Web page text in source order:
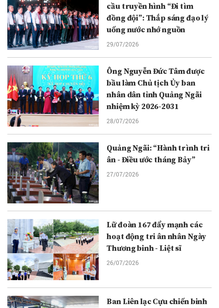
cầu truyền hình “Đi tìm
đồng đội”: Thắp sáng đạo lý
uống nước nhớ nguồn
29/07/2026
Ông Nguyễn Đức Tâm được
bầu làm Chủ tịch Ủy ban
nhân dân tỉnh Quảng Ngãi
nhiệm kỳ 2026-2031
28/07/2026
Quảng Ngãi: “Hành trình tri
ân - Điều ước tháng Bảy”
27/07/2026
Lữ đoàn 167 đẩy mạnh các
hoạt động tri ân nhân Ngày
Thương binh - Liệt sĩ
26/07/2026
Ban Liên lạc Cựu chiến binh